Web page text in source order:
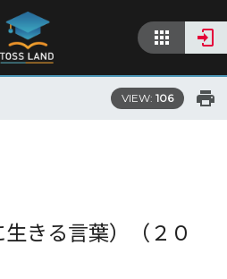
VIEW: 106
きる言葉）（２０